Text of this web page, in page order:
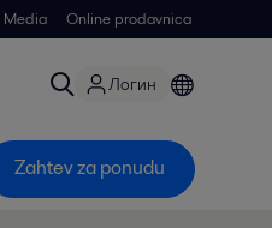
Media Online prodavnica
Логин
Zahtev za ponudu